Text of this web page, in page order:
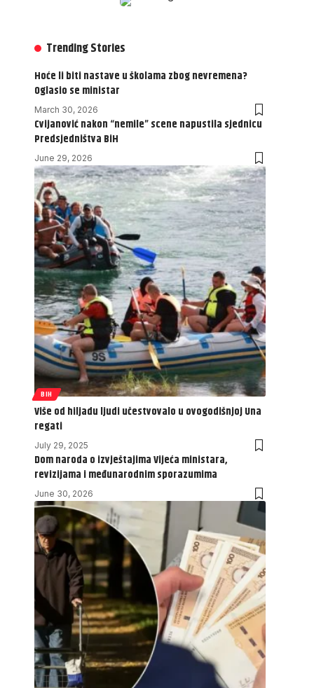
Trending Stories
Hoće li biti nastave u školama zbog nevremena?
Oglasio se ministar
March 30, 2026
Cvijanović nakon “nemile” scene napustila sjednicu
Predsjedništva BiH
June 29, 2026
BIH
Više od hiljadu ljudi učestvovalo u ovogodišnjoj Una
regati
July 29, 2025
Dom naroda o izvještajima Vijeća ministara,
revizijama i međunarodnim sporazumima
June 30, 2026